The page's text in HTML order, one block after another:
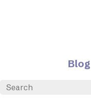
Blog